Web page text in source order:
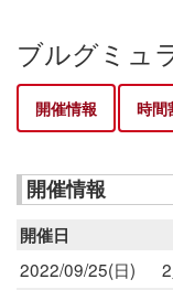
ブルグミュ
開催情報 時間
開催情報
開催日
2022/09/25(日)